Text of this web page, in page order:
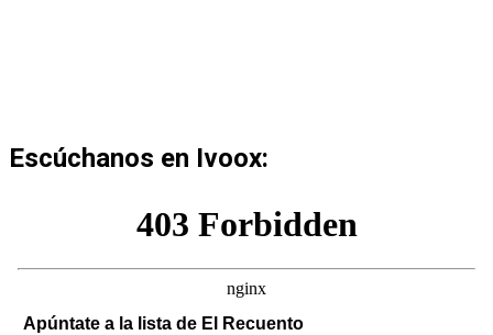
Escúchanos en Ivoox:
Apúntate a la lista de El Recuento